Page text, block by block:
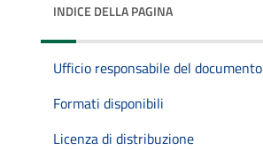
INDICE DELLA PAGINA
Ufficio responsabile del documento
Formati disponibili
Licenza di distribuzione